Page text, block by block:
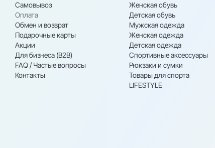
Самовывоз
Оплата
Обмен и возврат
Подарочные карты
Акции
Для бизнеса (B2B)
FAQ / Частые вопросы
Контакты
Женская обувь
Детская обувь
Мужская одежда
Женская одежда
Детская одежда
Спортивные аксессуары
Рюкзаки и сумки
Товары для спорта
LIFESTYLE